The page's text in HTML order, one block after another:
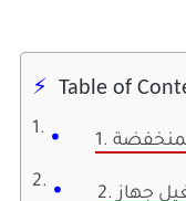
Table of